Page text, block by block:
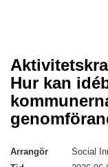
Hur kan
Arrangör
Social